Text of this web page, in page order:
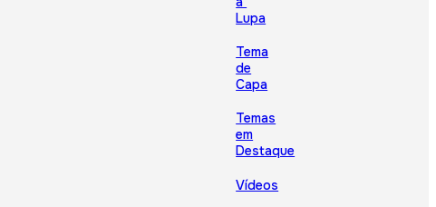
Lupa
Tema
de
Capa
Temas
em
Destaque
Vídeos